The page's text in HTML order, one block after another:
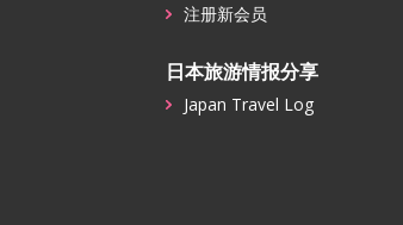
注册新会员
日本旅游情报分享
Japan Travel Log